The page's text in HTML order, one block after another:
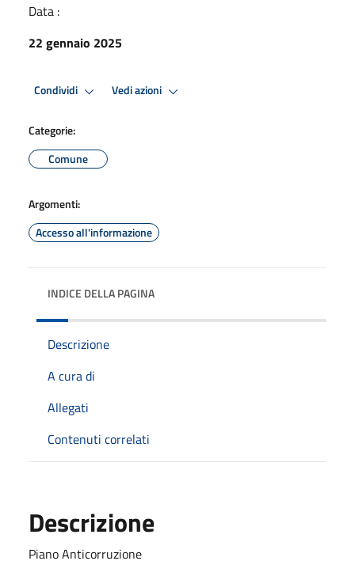
Data :
22 gennaio 2025
Condividi Vedi azioni
Categorie:
Comune
Argomenti:
Accesso all'informazione
INDICE DELLA PAGINA
Descrizione
A cura di
Allegati
Contenuti correlati
Descrizione
Piano Anticorruzione